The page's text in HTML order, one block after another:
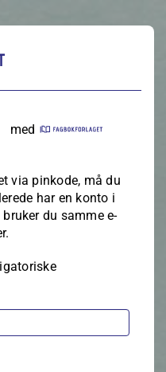
med
via pinkode, må du
har en konto i
bruker du samme e-